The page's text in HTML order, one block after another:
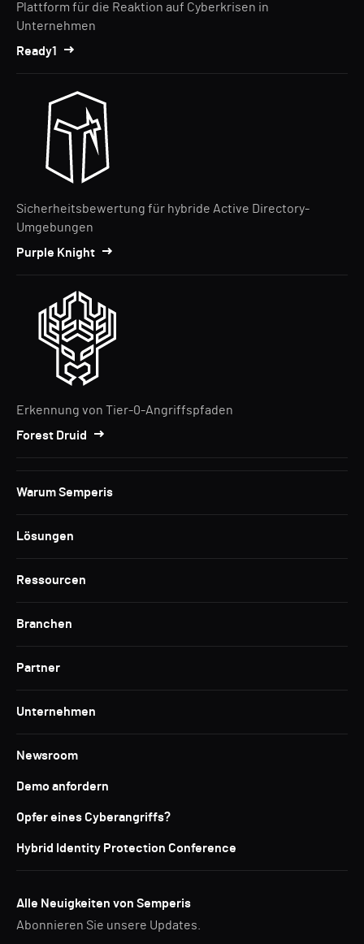
Plattform für die Reaktion auf Cyberkrisen in
Unternehmen
Ready1
Sicherheitsbewertung für hybride Active Directory-
Umgebungen
Purple Knight
Erkennung von Tier-0-Angriffspfaden
Forest Druid
Warum Semperis
Lösungen
Ressourcen
Branchen
Partner
Unternehmen
Newsroom
Demo anfordern
Opfer eines Cyberangriffs?
Hybrid Identity Protection Conference
Alle Neuigkeiten von Semperis
Abonnieren Sie unsere Updates.